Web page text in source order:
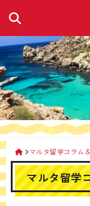
マルタ留学コラム
マルタ留学